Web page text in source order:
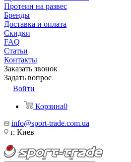
Протеин на развес
Бренды
Доставка и оплата
Скидки
FAQ
Статьи
Контакты
Заказать звонок
Задать вопрос
Войти
Корзина0
info@sport-trade.com.ua
г. Киев